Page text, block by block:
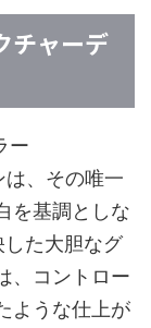
チャーデ
ー
、その唯一
を基調としな
た大胆なグ
、コントロー
ような仕上が